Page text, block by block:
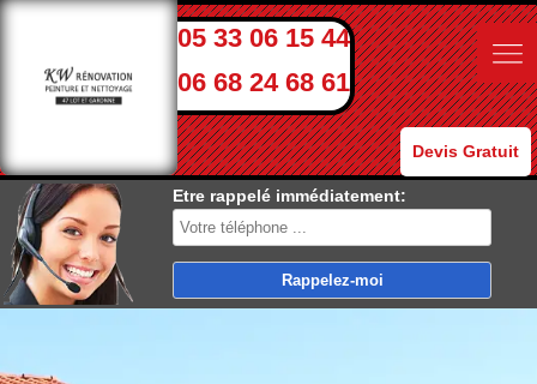
05 33 06 15 44
06 68 24 68 61
Devis Gratuit
Etre rappelé immédiatement: